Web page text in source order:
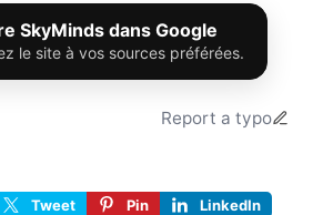
SkyMinds dans Google
le site à vos sources préférées.
Report a typo
Tweet Pin LinkedIn